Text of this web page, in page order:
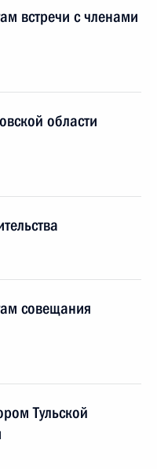
встречи с членами
области
совещания
Тульской